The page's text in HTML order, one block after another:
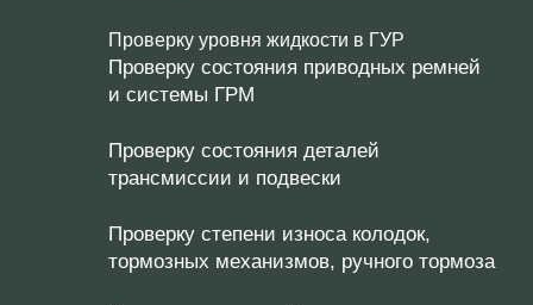
Проверку уровня жидкости в ГУР
Проверку состояния приводных ремней
и системы ГРМ
Проверку состояния деталей
трансмиссии и подвески
Проверку степени износа колодок,
тормозных механизмов, ручного тормоза